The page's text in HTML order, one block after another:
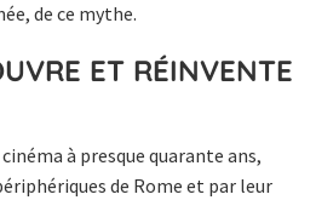
de ce mythe.
ET RÉINVENTE
à presque quarante ans,
de Rome et par leur